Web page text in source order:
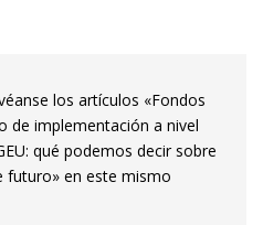
los artículos «Fondos
de implementación a nivel
qué podemos decir sobre
futuro» en este mismo